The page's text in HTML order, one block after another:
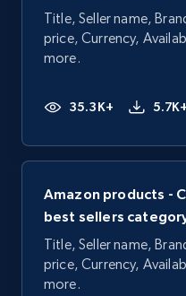
Title, Seller name,
price, Currency,
more.
35.3K+ 5.7K+
Amazon products -
best sellers category
Title, Seller name,
price, Currency,
more.